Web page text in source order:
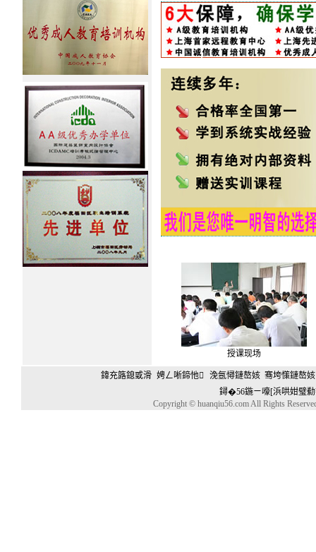
授课现场
鍏充簬鎴戜滑 娉ㄥ唽鍗忚 浼氬憳鏈嶅姟 骞垮憡鏈嶅姟
鐞�56鍦ㄧ嚎[浜哄姏璧
Copyright © huanqiu56.com All Rights